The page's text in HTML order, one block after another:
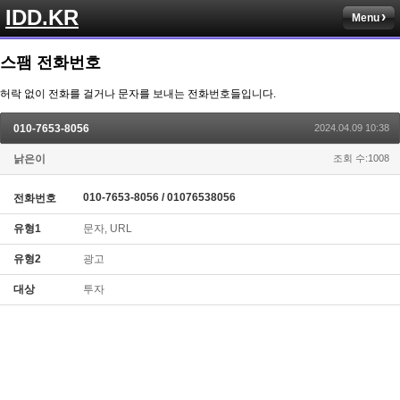
IDD.KR Menu
스팸 전화번호
허락 없이 전화를 걸거나 문자를 보내는 전화번호들입니다.
010-7653-8056 2024.04.09 10:38
낡은이 조회 수:1008
전화번호 010-7653-8056 / 01076538056
유형1 문자, URL
유형2 광고
대상 투자